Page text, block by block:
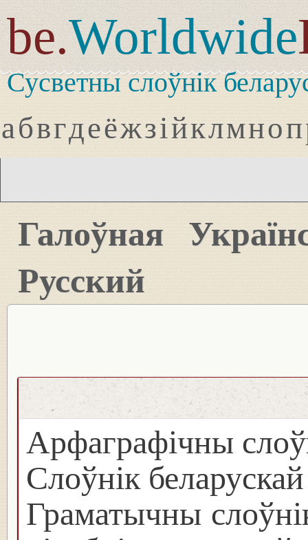
be.Worldwide
Сусветны слоўнік
абвгдеёжзійклмноп
Галоўная
Русский
Арфаграфічны
Слоўнік
Граматычны